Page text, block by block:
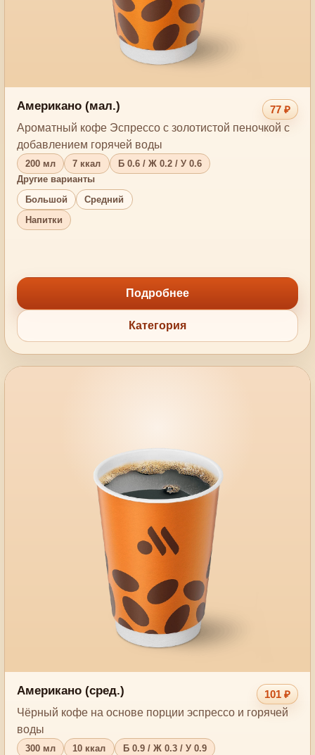
Американо (мал.)
77 ₽
Ароматный кофе Эспрессо с золотистой пеночкой с
добавлением горячей воды
200 мл 7 ккал
Б 0.6 / Ж 0.2 / У 0.6
Другие варианты
Большой
Средний
Напитки
Подробнее
Категория
Американо (сред.)
101 ₽
Чёрный кофе на основе порции эспрессо и горячей
воды
300 мл 10 ккал
Б 0.9 / Ж 0.3 / У 0.9